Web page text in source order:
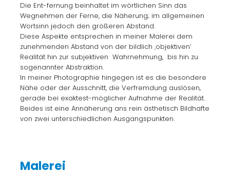
Die Ent-fernung beinhaltet im wörtlichen Sinn das
Wegnehmen der Ferne, die Näherung; im allgemeinen
Wortsinn jedoch den größeren Abstand.
Diese Aspekte entsprechen in meiner Malerei dem
zunehmenden Abstand von der bildlich ‚objektiven‘
Realität hin zur subjektiven Wahrnehmung, bis hin zu
sogenannter Abstraktion.
In meiner Photographie hingegen ist es die besondere
Nähe oder der Ausschnitt, die Verfremdung auslösen,
gerade bei exaktest-möglicher Aufnahme der Realität.
Beides ist eine Annäherung ans rein ästhetisch Bildhafte
von zwei unterschiedlichen Ausgangspunkten.
Malerei